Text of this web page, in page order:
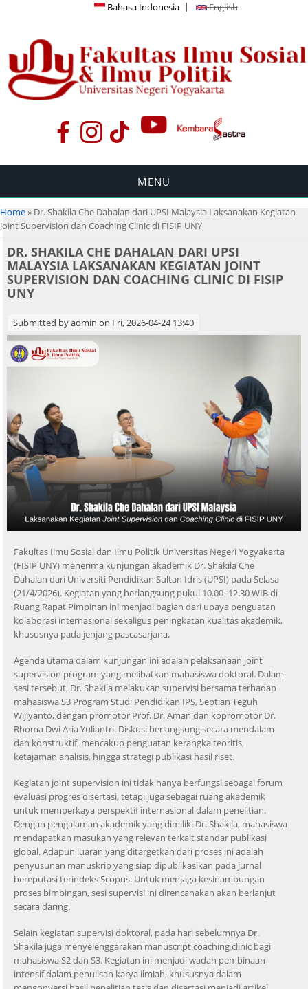
Bahasa Indonesia English
MENU
You are here
Home» Dr. Shakila Che Dahalan dari UPSI Malaysia Laksanakan Kegiatan
Joint Supervision dan Coaching Clinic di FISIP UNY
DR. SHAKILA CHE DAHALAN DARI UPSI
MALAYSIA LAKSANAKAN KEGIATAN JOINT
SUPERVISION DAN COACHING CLINIC DI FISIP
UNY
Submitted byadmin on Fri, 2026-04-24 13:40
Fakultas Ilmu Sosial dan Ilmu Politik Universitas Negeri Yogyakarta
(FISIP UNY) menerima kunjungan akademik Dr. Shakila Che
Dahalan dari Universiti Pendidikan Sultan Idris (UPSI) pada Selasa
(21/4/2026). Kegiatan yang berlangsung pukul 10.00–12.30 WIB di
Ruang Rapat Pimpinan ini menjadi bagian dari upaya penguatan
kolaborasi internasional sekaligus peningkatan kualitas akademik,
khususnya pada jenjang pascasarjana.
Agenda utama dalam kunjungan ini adalah pelaksanaan joint
supervision program yang melibatkan mahasiswa doktoral. Dalam
sesi tersebut, Dr. Shakila melakukan supervisi bersama terhadap
mahasiswa S3 Program Studi Pendidikan IPS, Septian Teguh
Wijiyanto, dengan promotor Prof. Dr. Aman dan kopromotor Dr.
Rhoma Dwi Aria Yuliantri. Diskusi berlangsung secara mendalam
dan konstruktif, mencakup penguatan kerangka teoritis,
ketajaman analisis, hingga strategi publikasi hasil riset.
Kegiatan joint supervision ini tidak hanya berfungsi sebagai forum
evaluasi progres disertasi, tetapi juga sebagai ruang akademik
untuk memperkaya perspektif internasional dalam penelitian.
Dengan pengalaman akademik yang dimiliki Dr. Shakila, mahasiswa
mendapatkan masukan yang relevan terkait standar publikasi
global. Adapun luaran yang ditargetkan dari proses ini adalah
penyusunan manuskrip yang siap dipublikasikan pada jurnal
bereputasi terindeks Scopus. Untuk menjaga kesinambungan
proses bimbingan, sesi supervisi ini direncanakan akan berlanjut
secara daring.
Selain kegiatan supervisi doktoral, pada hari sebelumnya Dr.
Shakila juga menyelenggarakan manuscript coaching clinic bagi
mahasiswa S2 dan S3. Kegiatan ini menjadi wadah pembinaan
intensif dalam penulisan karya ilmiah, khususnya dalam